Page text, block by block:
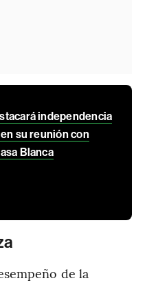
independencia
su reunión con
Blanca
de la